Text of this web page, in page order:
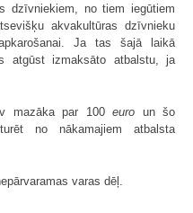
dzīvniekiem, no tiem iegūtiem
akvakultūras dzīvnieku
Ja tas šajā laikā
atgūst izmaksāto atbalstu, ja
mazāka par 100euro un šo
no nākamajiem atbalsta
varas dēļ.